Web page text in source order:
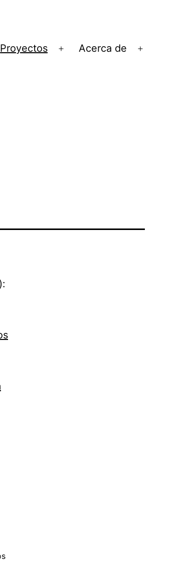
Proyectos
Abrir
Acerca de